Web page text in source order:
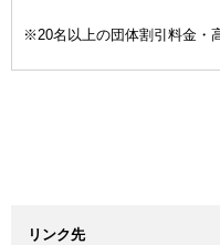
※20名以上の団体割引料金・
リンク先